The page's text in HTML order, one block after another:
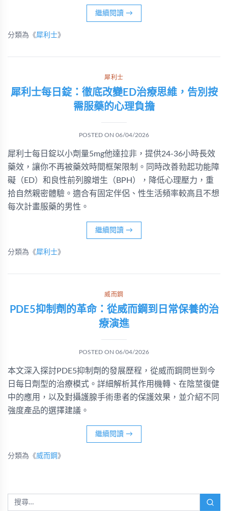
繼續閱讀 →
分類為《犀利士》
犀利士
犀利士每日錠：徹底改變ED治療思維，告別按
需服藥的心理負擔
POSTED ON 06/04/2026
犀利士每日錠以小劑量5mg他達拉非，提供24-36小時長效
藥效，讓你不再被藥效時間框架限制。同時改善勃起功能障
礙（ED）和良性前列腺增生（BPH），降低心理壓力，重
拾自然親密體驗。適合有固定伴侶、性生活頻率較高且不想
每次計畫服藥的男性。
繼續閱讀 →
分類為《犀利士》
威而鋼
PDE5抑制劑的革命：從威而鋼到日常保養的治
療演進
POSTED ON 06/04/2026
本文深入探討PDE5抑制劑的發展歷程，從威而鋼問世到今
日每日劑型的治療模式。詳細解析其作用機轉、在陰莖復健
中的應用，以及對攝護腺手術患者的保護效果，並介紹不同
強度產品的選擇建議。
繼續閱讀 →
分類為《威而鋼 》